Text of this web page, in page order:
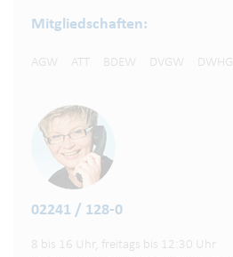
Mitgliedschaften:
AGW ATT BDEW DVGW DWHG
02241 / 128-0
8 bis 16 Uhr, freitags bis 12:30 Uhr